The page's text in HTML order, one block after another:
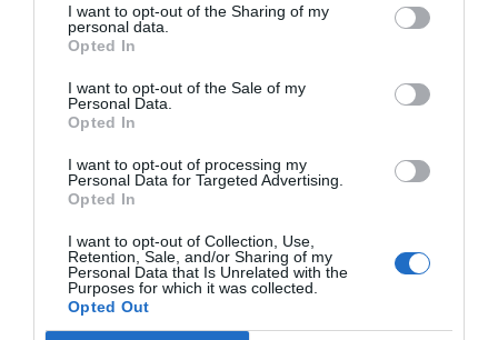
I want to opt-out of the Sharing of my
personal data.
Opted In
I want to opt-out of the Sale of my
Personal Data.
Opted In
I want to opt-out of processing my
Personal Data for Targeted Advertising.
Opted In
I want to opt-out of Collection, Use,
Retention, Sale, and/or Sharing of my
Personal Data that Is Unrelated with the
Purposes for which it was collected.
Opted Out
bene sul mercato, questa la
mission
ITALIAN WINE
Rotaria, una piattaforma
Roero
MAR 25 NOVEMBRE 2025